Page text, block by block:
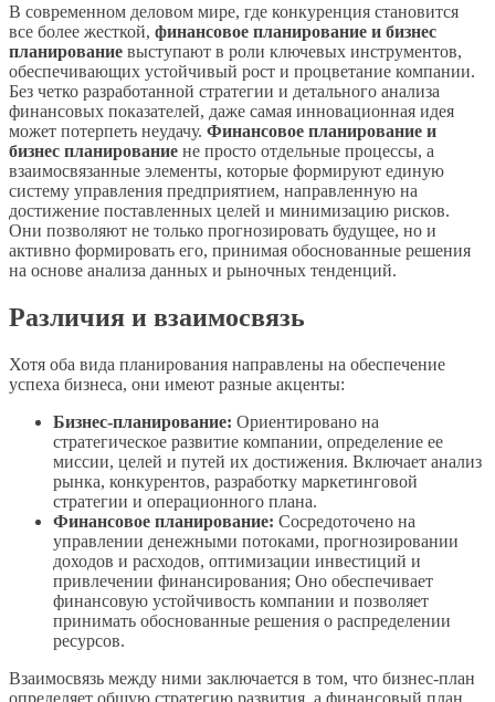
В современном деловом мире, где конкуренция становится
все более жесткой, финансовое планирование и бизнес
планирование выступают в роли ключевых инструментов,
обеспечивающих устойчивый рост и процветание компании.
Без четко разработанной стратегии и детального анализа
финансовых показателей, даже самая инновационная идея
может потерпеть неудачу. Финансовое планирование и
бизнес планирование не просто отдельные процессы, а
взаимосвязанные элементы, которые формируют единую
систему управления предприятием, направленную на
достижение поставленных целей и минимизацию рисков.
Они позволяют не только прогнозировать будущее, но и
активно формировать его, принимая обоснованные решения
на основе анализа данных и рыночных тенденций.
Различия и взаимосвязь
Хотя оба вида планирования направлены на обеспечение
успеха бизнеса, они имеют разные акценты:
Бизнес-планирование: Ориентировано на
стратегическое развитие компании, определение ее
миссии, целей и путей их достижения. Включает анализ
рынка, конкурентов, разработку маркетинговой
стратегии и операционного плана.
Финансовое планирование: Сосредоточено на
управлении денежными потоками, прогнозировании
доходов и расходов, оптимизации инвестиций и
привлечении финансирования; Оно обеспечивает
финансовую устойчивость компании и позволяет
принимать обоснованные решения о распределении
ресурсов.
Взаимосвязь между ними заключается в том, что бизнес-план
определяет общую стратегию развития, а финансовый план